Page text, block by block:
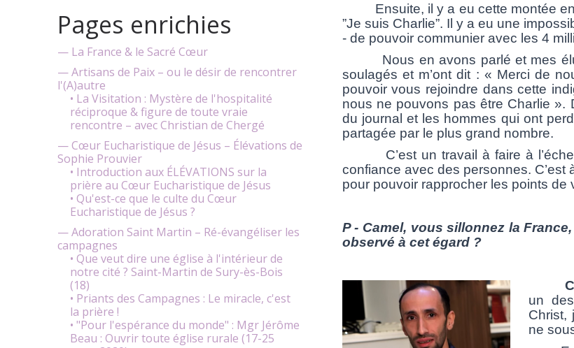
Pages enrichies
— La France & le Sacré Cœur
— Artisans de Paix – ou le désir de rencontrer
l'(A)autre
• La Visitation : Mystère de l'hospitalité
réciproque & figure de toute vraie
rencontre – avec Christian de Chergé
— Cœur Eucharistique de Jésus – Élévations de
Sophie Prouvier
• Introduction aux ÉLÉVATIONS sur la
prière au Cœur Eucharistique de Jésus
• Qu'est-ce que le culte du Cœur
Eucharistique de Jésus ?
— Adoration Saint Martin – Ré-évangéliser les
campagnes
• Que veut dire une église à l'intérieur de
notre cité ? Saint-Martin de Sury-ès-Bois
(18)
• Priants des Campagnes : Le miracle, c'est
la prière !
• "Pour l'espérance du monde" : Mgr Jérôme
Beau : Ouvrir toute église rurale (17-25
Ensuite, il y a eu cette montée en
”Je suis Charlie”. Il y a eu une
- de pouvoir communier avec les 4
Nous en avons parlé et mes élus
soulagés et m’ont dit : « Merci de
pouvoir vous rejoindre dans cette
nous ne pouvons pas être Charlie ».
du journal et les hommes qui ont
partagée par le plus grand nombre.
C’est un travail à faire à
confiance avec des personnes.
pour pouvoir rapprocher les points de
P- Camel, vous sillonnez la
observé à cet égard ?
un
Christ,
ne